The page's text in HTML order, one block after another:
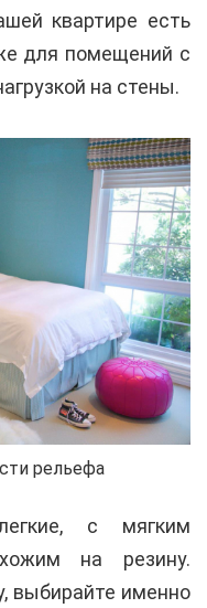
квартире есть
для помещений с
на стены.
рельефа
с мягким
на резину.
выбирайте именно